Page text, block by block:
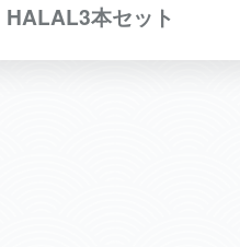
HALAL3本セット